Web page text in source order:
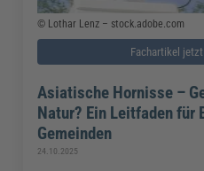
© Lothar Lenz – stock.adobe.com
Fachartikel
Asiatische Hornisse –
Natur? Ein Leitfaden für
Gemeinden
24.10.2025